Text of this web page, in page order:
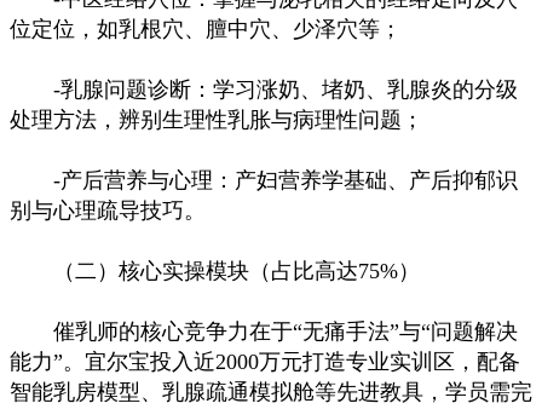
位定位，如乳根穴、膻中穴、少泽穴等；
-乳腺问题诊断：学习涨奶、堵奶、乳腺炎的分级
处理方法，辨别生理性乳胀与病理性问题；
-产后营养与心理：产妇营养学基础、产后抑郁识
别与心理疏导技巧。
（二）核心实操模块（占比高达75%）
催乳师的核心竞争力在于“无痛手法”与“问题解决
能力”。宜尔宝投入近2000万元打造专业实训区，配备
智能乳房模型、乳腺疏通模拟舱等先进教具，学员需完